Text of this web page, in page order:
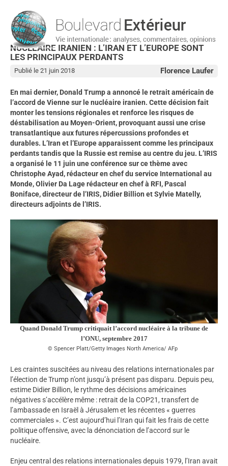
NUCLÉAIRE IRANIEN : L’IRAN ET L’EUROPE SONT
LES PRINCIPAUX PERDANTS
Florence Laufer
Publié le 21 juin 2018
En mai dernier, Donald Trump a annoncé le retrait américain de
l’accord de Vienne sur le nucléaire iranien. Cette décision fait
monter les tensions régionales et renforce les risques de
déstabilisation au Moyen-Orient, provoquant aussi une crise
transatlantique aux futures répercussions profondes et
durables. L’Iran et l’Europe apparaissent comme les principaux
perdants tandis que la Russie est remise au centre du jeu. L’IRIS
a organisé le 11 juin une conférence sur ce thème avec
Christophe Ayad, rédacteur en chef du service International au
Monde, Olivier Da Lage rédacteur en chef à RFI, Pascal
Boniface, directeur de l’IRIS, Didier Billion et Sylvie Matelly,
directeurs adjoints de l’IRIS.
Quand Donald Trump critiquait l’accord nucléaire à la tribune de
l’ONU, septembre 2017
Spencer Platt/Getty Images North America/ AFp
Les craintes suscitées au niveau des relations internationales par
l’élection de Trump n’ont jusqu’à présent pas disparu. Depuis peu,
estime Didier Billion, le rythme des décisions américaines
négatives s’accélère même : retrait de la COP21, transfert de
l’ambassade en Israël à Jérusalem et les récentes « guerres
commerciales ». C’est aujourd’hui l’Iran qui fait les frais de cette
politique offensive, avec la dénonciation de l’accord sur le
nucléaire.
Enjeu central des relations internationales depuis 1979, l’Iran avait